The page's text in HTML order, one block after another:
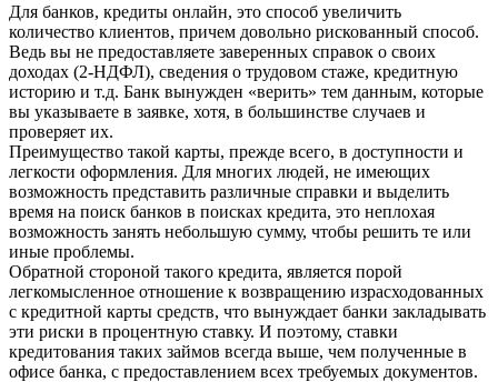
Для банков, кредиты онлайн, это способ увеличить
количество клиентов, причем довольно рискованный способ.
Ведь вы не предоставляете заверенных справок о своих
доходах (2-НДФЛ), сведения о трудовом стаже, кредитную
историю и т.д. Банк вынужден «верить» тем данным, которые
вы указываете в заявке, хотя, в большинстве случаев и
проверяет их.
Преимущество такой карты, прежде всего, в доступности и
легкости оформления. Для многих людей, не имеющих
возможность представить различные справки и выделить
время на поиск банков в поисках кредита, это неплохая
возможность занять небольшую сумму, чтобы решить те или
иные проблемы.
Обратной стороной такого кредита, является порой
легкомысленное отношение к возвращению израсходованных
с кредитной карты средств, что вынуждает банки закладывать
эти риски в процентную ставку. И поэтому, ставки
кредитования таких займов всегда выше, чем полученные в
офисе банка, с предоставлением всех требуемых документов.